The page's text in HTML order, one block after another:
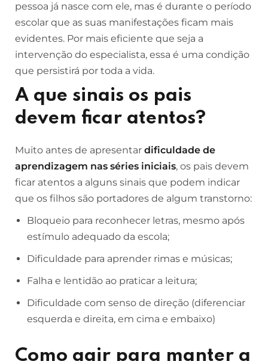
pessoa já nasce com ele, mas é durante o período
escolar que as suas manifestações ficam mais
evidentes. Por mais eficiente que seja a
intervenção do especialista, essa é uma condição
que persistirá por toda a vida.
A que sinais os pais
devem ficar atentos?
Muito antes de apresentar dificuldade de
aprendizagem nas séries iniciais, os pais devem
ficar atentos a alguns sinais que podem indicar
que os filhos são portadores de algum transtorno:
Bloqueio para reconhecer letras, mesmo após
estímulo adequado da escola;
Dificuldade para aprender rimas e músicas;
Falha e lentidão ao praticar a leitura;
Dificuldade com senso de direção (diferenciar
esquerda e direita, em cima e embaixo)
Como agir para manter a